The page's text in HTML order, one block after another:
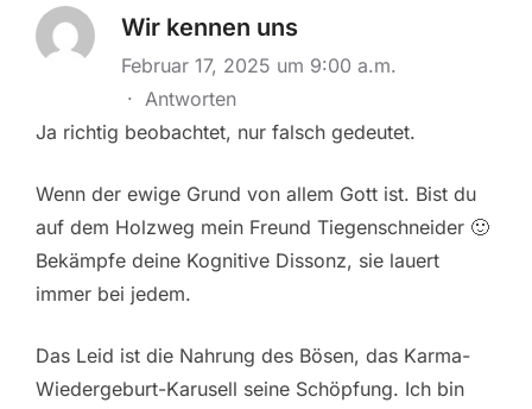
Wir kennen uns
Februar 17, 2025 um 9:00 a.m.
· Antworten
Ja richtig beobachtet, nur falsch gedeutet.
Wenn der ewige Grund von allem Gott ist. Bist du
auf dem Holzweg mein Freund Tiegenschneider 🙂
Bekämpfe deine Kognitive Dissonz, sie lauert
immer bei jedem.
Das Leid ist die Nahrung des Bösen, das Karma-
Wiedergeburt-Karusell seine Schöpfung. Ich bin